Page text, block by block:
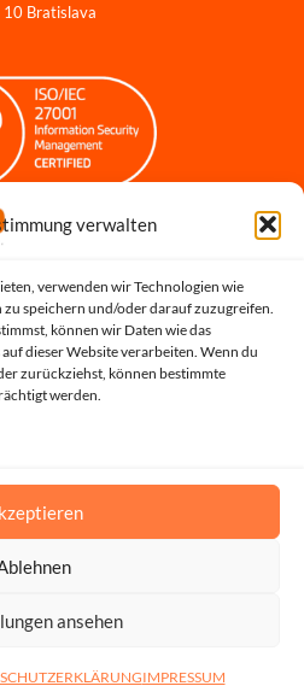
verwalten
verwenden wir Technologien wie
speichern und/oder darauf zuzugreifen.
können wir Daten wie das
dieser Website verarbeiten. Wenn du
zurückziehst, können bestimmte
werden.
ansehen
IMPRESSUM
Bratislava